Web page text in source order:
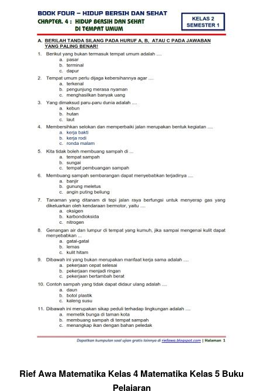
Rief Awa Matematika Kelas 4 Matematika Kelas 5 Buku
Pelajaran